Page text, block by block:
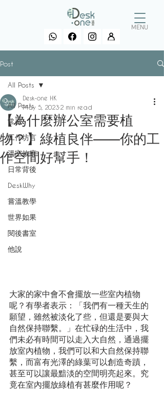
MENU
Post
All Posts
常習
工作坊言
溫室效應
日常背後
DeskWhy
嘗溫教學
世界如果
閱後書室
他說
All Posts
【為什麼辦公室需要植
物？】綠植良伴——你的工
作空間好幫手！
Desk-one HK
May 5, 2023 2 min read
大家的家中會不會擺放一些室內植物
呢？有學者表示：「我們有一種天生的
願望，雖然被淡化了些，但還是要與大
自然保持聯繫。」在忙碌的生活中，我
們未必有時間可以走入大自然，通過擺
放室內植物，我們可以和大自然保持聯
繫，而富有光澤的綠葉可以創造奇蹟，
甚至可以讓最黯淡的空間明亮起來。究
竟在室內擺放綠植有甚麼作用呢？